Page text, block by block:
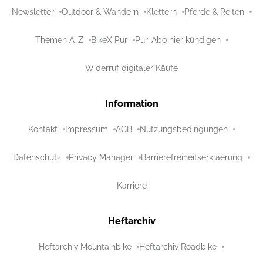
Newsletter Outdoor & Wandern Klettern Pferde & Reiten
Themen A-Z BikeX Pur Pur-Abo hier kündigen
Widerruf digitaler Käufe
Information
Kontakt Impressum AGB Nutzungsbedingungen
Datenschutz Privacy Manager Barrierefreiheitserklaerung
Karriere
Heftarchiv
Heftarchiv Mountainbike Heftarchiv Roadbike